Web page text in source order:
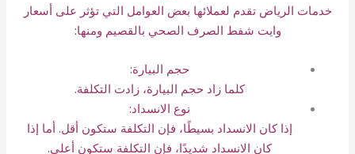
خدمات الرياض تقدم لعملائها بعض العوامل التي تؤثر على أسعار
وايت شفط الصرف الصحي بالقصيم ومنها:
حجم البيارة:
كلما زاد حجم البيارة، زادت التكلفة.
نوع الانسداد:
إذا كان الانسداد بسيطًا، فإن التكلفة ستكون أقل. أما إذا
كان الانسداد شديدًا، فإن التكلفة ستكون أعلى.